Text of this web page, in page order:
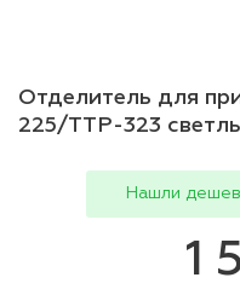
Отделитель для
225/TTP-323
Нашли
1